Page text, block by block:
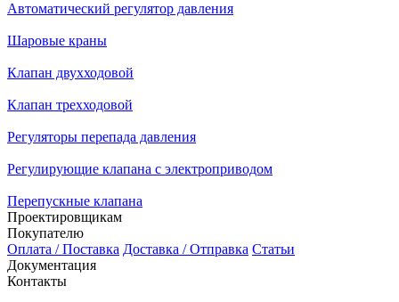
Автоматический регулятор давления
Шаровые краны
Клапан двухходовой
Клапан трехходовой
Регуляторы перепада давления
Регулирующие клапана с электроприводом
Перепускные клапана
Проектировщикам
Покупателю
Оплата / Поставка Доставка / Отправка Статьи
Документация
Контакты